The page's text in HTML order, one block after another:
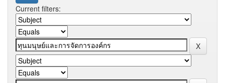
Current filters: